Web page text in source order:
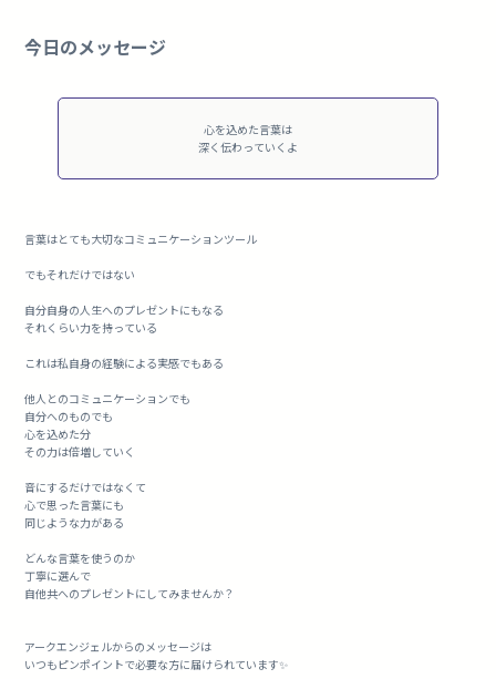
今日のメッセージ
心を込めた言葉は
深く伝わっていくよ
言葉はとても大切なコミュニケーションツール
でもそれだけではない
自分自身の人生へのプレゼントにもなる
それくらい力を持っている
これは私自身の経験による実感でもある
他人とのコミュニケーションでも
自分へのものでも
心を込めた分
その力は倍増していく
音にするだけではなくて
心で思った言葉にも
同じような力がある
どんな言葉を使うのか
丁寧に選んで
自他共へのプレゼントにしてみませんか？
アークエンジェルからのメッセージは
いつもピンポイントで必要な方に届けられています✨